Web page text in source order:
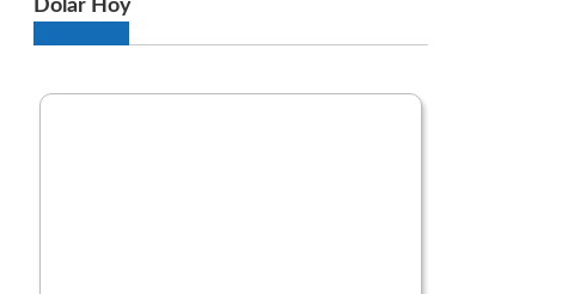
Dólar Hoy